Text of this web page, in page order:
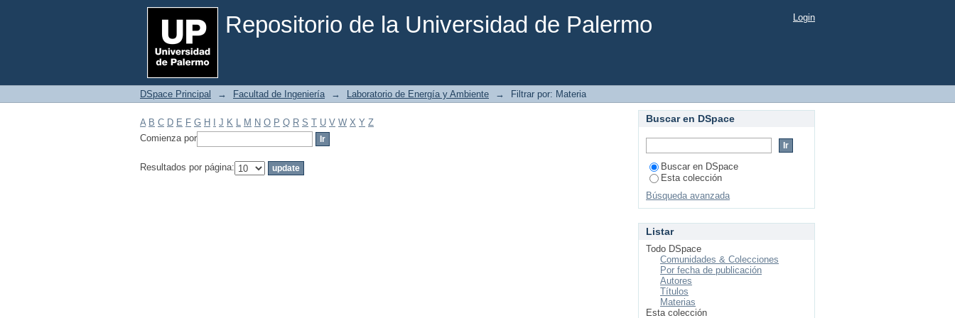
Repositorio de la Universidad de Palermo
Filtrar por: Materia Login
DSpace Principal → Facultad de Ingeniería → Laboratorio de Energía y Ambiente → Filtrar por: Materia
A B C D E F G H J K L M N O P Q R S T U V W X Y Z
Comienza por
Resultados por página:
Buscar en DSpace
Buscar en DSpace
Esta colección
Búsqueda avanzada
Listar
Todo DSpace
Comunidades & Colecciones
Por fecha de publicación
Autores
Títulos
Materias
Esta colección